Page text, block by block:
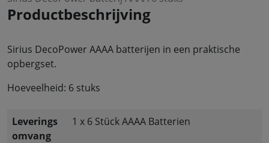
Productbeschrijving
Sirius DecoPower AAAA batterijen in een praktische
opbergset.
Hoeveelheid: 6 stuks
Leverings
omvang
1 x 6 Stück AAAA Batterien